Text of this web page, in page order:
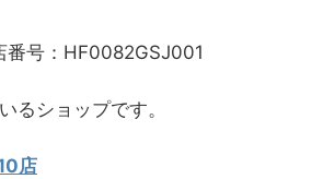
番号：HF0082GSJ001
るショップです。
店